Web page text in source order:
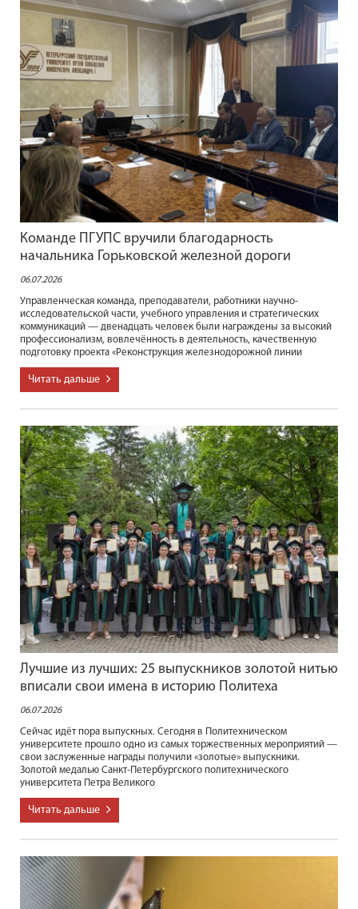
Команде ПГУПС вручили благодарность
начальника Горьковской железной дороги
06.07.2026
Управленческая команда, преподаватели, работники научно-
исследовательской части, учебного управления и стратегических
коммуникаций — двенадцать человек были награждены за высокий
профессионализм, вовлечённость в деятельность, качественную
подготовку проекта «Реконструкция железнодорожной линии
Читать дальше
Лучшие из лучших: 25 выпускников золотой нитью
вписали свои имена в историю Политеха
06.07.2026
Сейчас идёт пора выпускных. Сегодня в Политехническом
университете прошло одно из самых торжественных мероприятий —
свои заслуженные награды получили «золотые» выпускники.
Золотой медалью Санкт-Петербургского политехнического
университета Петра Великого
Читать дальше